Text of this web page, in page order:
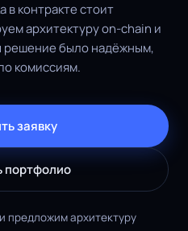
в контракте стоит
архитектуру on-chain и
решение было надёжным,
комиссиям.
заявку
портфолио
предложим архитектуру